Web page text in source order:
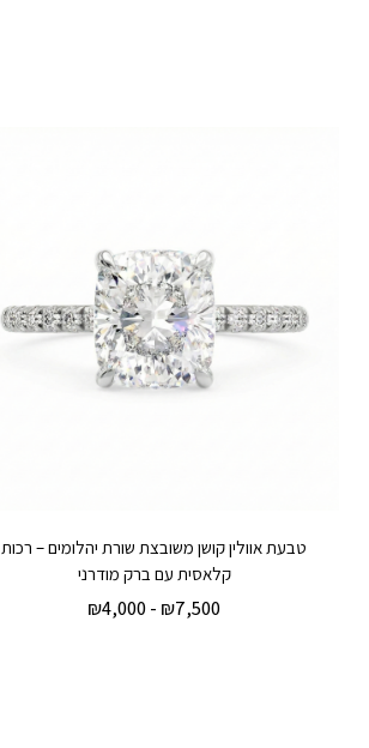
טבעת אוולין קושן משובצת שורת יהלומים – רכות
קלאסית עם ברק מודרני
₪4,000- ₪7,500